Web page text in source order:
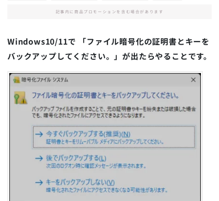
記事内に商品プロモーションを含む場合があります
Windows10/11で 「ファイル暗号化の証明書とキーを
バックアップしてください。」が出たらやることです。